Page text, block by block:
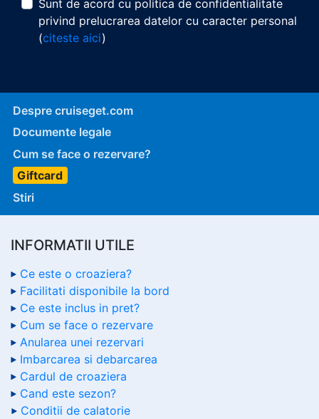
Sunt de acord cu politica de confidentialitate
privind prelucrarea datelor cu caracter personal
(citeste aici)
Despre cruiseget.com
Documente legale
Cum se face o rezervare?
Giftcard
Stiri
INFORMATII UTILE
Ce este o croaziera?
Facilitati disponibile la bord
Ce este inclus in pret?
Cum se face o rezervare
Anularea unei rezervari
Imbarcarea si debarcarea
Cardul de croaziera
Cand este sezon?
Conditii de calatorie